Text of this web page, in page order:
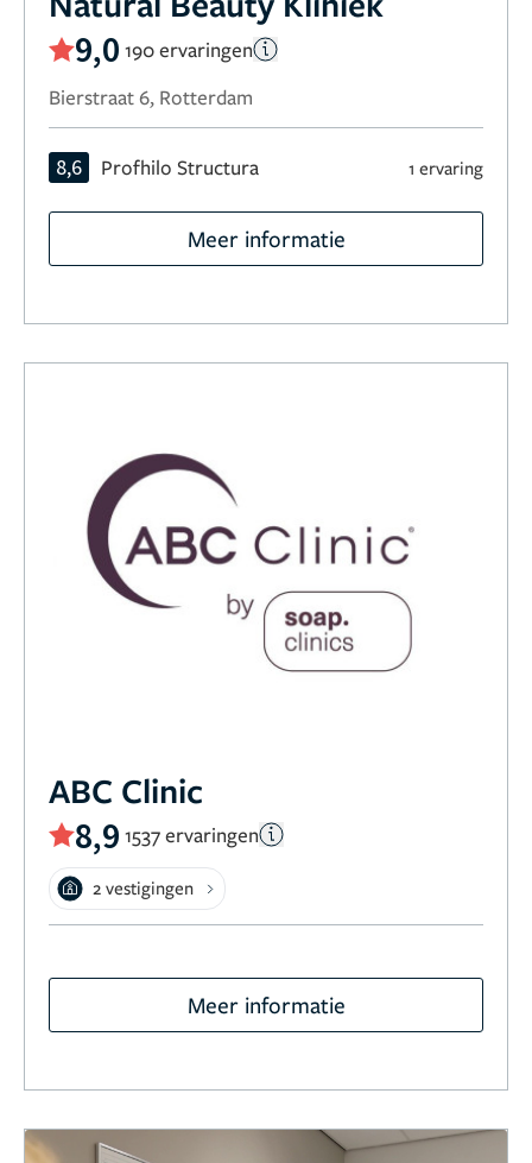
9,0 190 ervaringen
Bierstraat 6, Rotterdam
8,6 Profhilo Structura 1 ervaring
Meer informatie
ABC Clinic
8,9 1537 ervaringen
2 vestigingen
Meer informatie